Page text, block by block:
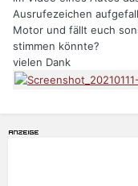
Ausrufezeichen
Motor und fällt euch
stimmen könnte?
vielen Dank